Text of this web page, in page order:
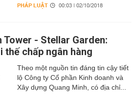
PHÁP LUẬT 00:03 | 02/10/2018
Tower - Stellar Garden:
thế chấp ngân hàng
Theo một nguồn tin đáng tin cậy tiết
lộ Công ty Cổ phần Kinh doanh và
Xây dựng Quang Minh, có địa chỉ...